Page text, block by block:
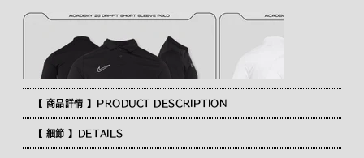
【 商品詳情 】PRODUCT DESCRIPTION
【 細節 】DETAILS